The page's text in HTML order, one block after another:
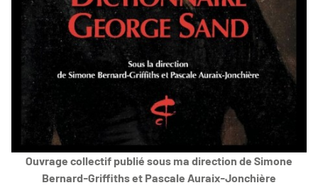
Ouvrage collectif publié sous ma direction de Simone
Bernard-Griffiths et Pascale Auraix-Jonchière